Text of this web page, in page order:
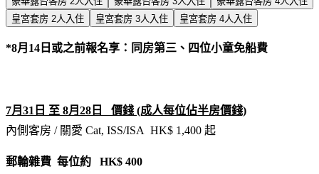
皇宮套房 2人入住
皇宮套房 3人入住 皇宮套房 4人入住
*8月14日或之前報名享：同房第三、四位小童免船費
7月31日 至 8月28日 價錢 (成人每位佔半房價錢)
內側客房 / 關愛 Cat, ISS/ISA HK$ 1,400 起
郵輪雜費 每位約 HK$ 400